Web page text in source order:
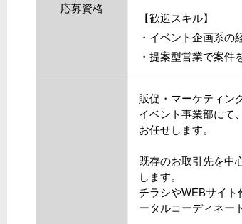
応募資格
【歓迎スキル】
・イベント企画系の
・提案型営業で案件
販促・マーケティン
イベント事業部にて
お任せします。
既存のお取引先を中
します。
チラシやWEBサイト
ータルコーディネー